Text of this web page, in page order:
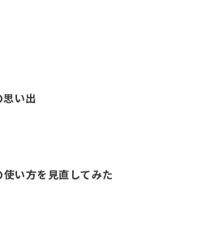
い出
い方を見直してみた